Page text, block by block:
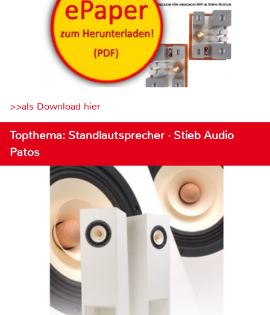
>>als Download hier
Topthema: Standlautsprecher · Stieb Audio
Patos